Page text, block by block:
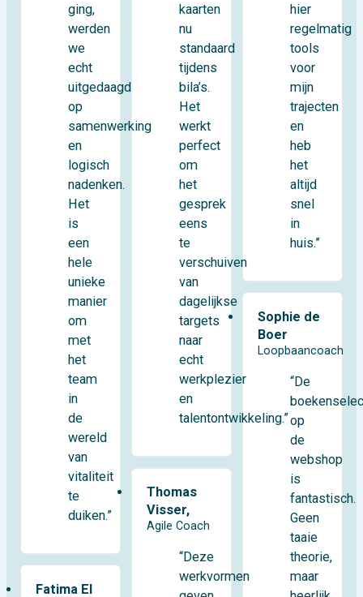
ging,
werden
we
echt
uitgedaagd
op
samenwerking
en
logisch
nadenken.
Het
is
een
hele
unieke
manier
om
met
het
team
in
de
wereld
van
vitaliteit
te
duiken.”
Fatima El
kaarten
nu
standaard
tijdens
bila’s.
Het
werkt
perfect
om
het
gesprek
eens
te
verschuiven
van
dagelijkse
targets
naar
echt
werkplezier
en
talentontwikkeling.”
Thomas
Visser,
Agile Coach
“Deze
werkvormen
hier
regelmatig
tools
voor
mijn
trajecten
en
heb
het
altijd
snel
in
huis.”
Sophie de
Boer
Loopbaancoach
“De
op
de
webshop
is
fantastisch.
Geen
taaie
theorie,
maar